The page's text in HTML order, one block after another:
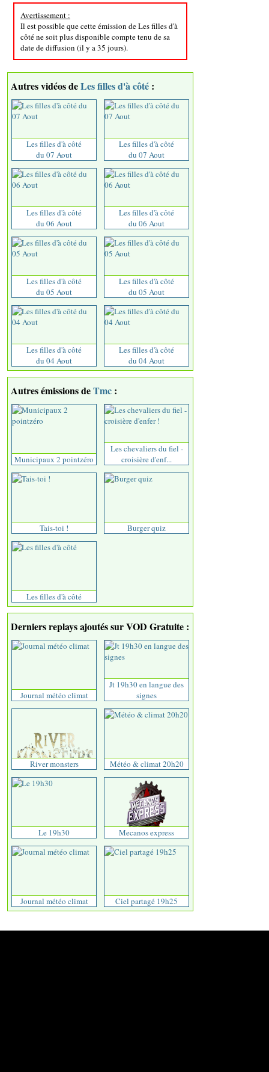
Avertissement :
Il est possible que cette émission de Les filles d'à
côté ne soit plus disponible compte tenu de sa
date de diffusion (il y a 35 jours).
Autres vidéos deLes filles d'à côté :
Les filles d'à côté
du 07 Aout
Les filles d'à côté
du 07 Aout
Les filles d'à côté
du 06 Aout
Les filles d'à côté
du 06 Aout
Les filles d'à côté
du 05 Aout
Les filles d'à côté
du 05 Aout
Les filles d'à côté
du 04 Aout
Les filles d'à côté
du 04 Aout
Autres émissions deTmc :
Municipaux 2 pointzéro
Les chevaliers du fiel -
croisière d'enf...
Tais-toi ! Burger quiz
Les filles d'à côté
Derniers replays ajoutés sur VOD Gratuite :
Journal météo climat
Jt 19h30 en langue des
signes
River monsters Météo & climat 20h20
Le 19h30 Mecanos express
Journal météo climat Ciel partagé 19h25